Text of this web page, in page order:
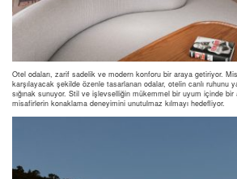
Otel odaları, zarif sadelik ve modern konforu bir araya getiriyor.
karşılayacak şekilde özenle tasarlanan odalar, otelin canlı ruhunu
sığınak sunuyor. Stil ve işlevselliğin mükemmel bir uyum içinde
misafirlerin konaklama deneyimini unutulmaz kılmayı hedefliyor.